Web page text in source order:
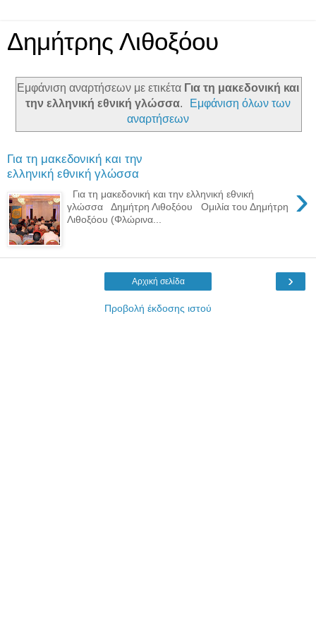
Δημήτρης Λιθοξόου
Εμφάνιση αναρτήσεων με ετικέτα Για τη μακεδονική και
την ελληνική εθνική γλώσσα.
Εμφάνιση όλων των
αναρτήσεων
Για τη μακεδονική και την
ελληνική εθνική γλώσσα
›
Για τη μακεδονική και την ελληνική εθνική
γλώσσα Δημήτρη Λιθοξόου Ομιλία του Δημήτρη
Λιθοξόου (Φλώρινα...
›
Αρχική σελίδα
Προβολή έκδοσης ιστού